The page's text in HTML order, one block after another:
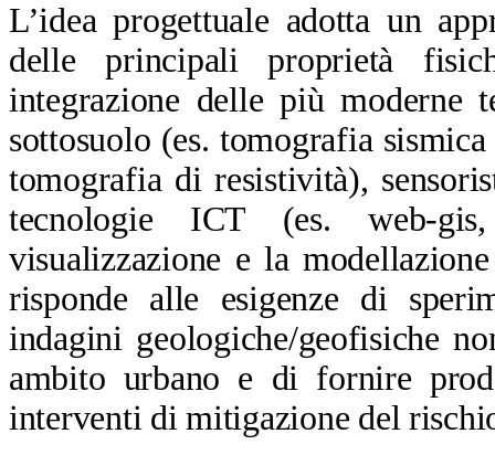
L’idea progettuale adotta un
delle principali proprietà
integrazione delle più moderne
sottosuolo (es. tomografia
tomografia di resistività),
tecnologie ICT (es. web-
visualizzazione e la
risponde alle esigenze di
indagini geologiche/geofisiche
ambito urbano e di fornire
interventi di mitigazione del